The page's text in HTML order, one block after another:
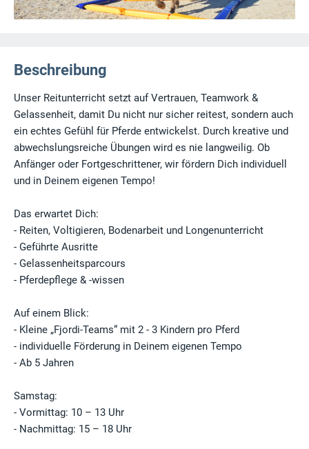
Beschreibung
Unser Reitunterricht setzt auf Vertrauen, Teamwork &
Gelassenheit, damit Du nicht nur sicher reitest, sondern auch
ein echtes Gefühl für Pferde entwickelst. Durch kreative und
abwechslungsreiche Übungen wird es nie langweilig. Ob
Anfänger oder Fortgeschrittener, wir fördern Dich individuell
und in Deinem eigenen Tempo!
Das erwartet Dich:
- Reiten, Voltigieren, Bodenarbeit und Longenunterricht
- Geführte Ausritte
- Gelassenheitsparcours
- Pferdepflege & -wissen
Auf einem Blick:
- Kleine „Fjordi-Teams“ mit 2 - 3 Kindern pro Pferd
- individuelle Förderung in Deinem eigenen Tempo
- Ab 5 Jahren
Samstag:
- Vormittag: 10 – 13 Uhr
- Nachmittag: 15 – 18 Uhr